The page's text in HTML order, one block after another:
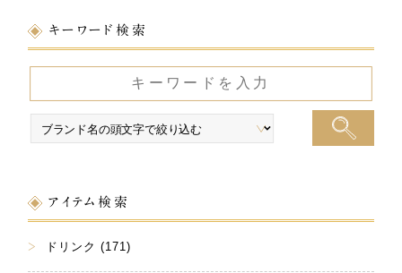
キーワード検索
アイテム検索
ドリンク (171)